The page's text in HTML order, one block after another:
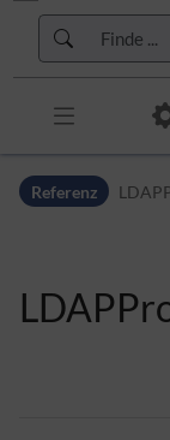
Zur Kopfleiste
Zur Hauptnavigation
Zu den
Referenz